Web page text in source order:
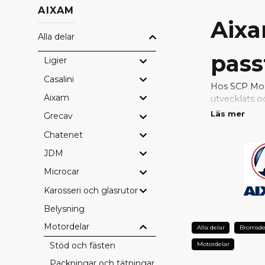
AIXAM
Alla delar
Ligier
Casalini
Aixam
Grecav
Chatenet
JDM
Microcar
Karosseri och glasrutor
Belysning
Motordelar
Stöd och fästen
Hos SCP
utvecklats
passform,
problemfri.
Bevarad
Lång
Läs mer
Alla delar
Motordelar